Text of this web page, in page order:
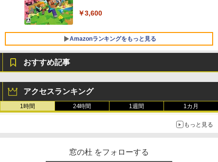
FMV ノートパソコン WE1-K3 (MS 365 P
VWK3E15W_AZ
￥139,880
￥3,600
Amazonランキングをもっと見る
￥1,766
bデザイン入門講座［第2版］
ない、大きな画面で読みやすい、6週間持
続バッテリー、6インチディスプレイ電子
書籍リーダー、マッチャ、16GB、広告な
し
Kindle Paperwhite シグニチャーエディ
おすすめ記事
アクセスランキング
1時間 24時間 1週間 1カ月
もっと見る
窓の杜 をフォローする